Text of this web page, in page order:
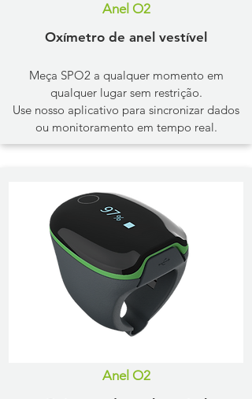
Anel O2
​Oxímetro de anel vestível
Meça SPO2 a qualquer momento em
qualquer lugar sem restrição.
Use nosso aplicativo para sincronizar dados
ou monitoramento em tempo real.
Anel O2